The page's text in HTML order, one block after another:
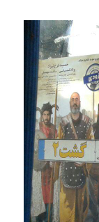
نمایش
خانگی